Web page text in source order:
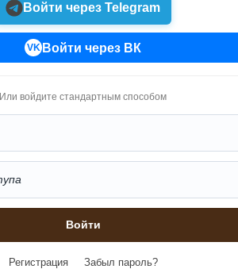
Войти через Telegram
VK Войти через ВК
Или войдите стандартным способом
Регистрация Забыл пароль?